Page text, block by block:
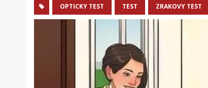
OPTICKY TEST TEST ZRAKOVY TEST